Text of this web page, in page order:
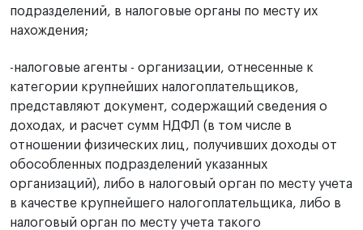
подразделений, в налоговые органы по месту их
нахождения;
-налоговые агенты - организации, отнесенные к
категории крупнейших налогоплательщиков,
представляют документ, содержащий сведения о
доходах, и расчет сумм НДФЛ (в том числе в
отношении физических лиц, получивших доходы от
обособленных подразделений указанных
организаций), либо в налоговый орган по месту учета
в качестве крупнейшего налогоплательщика, либо в
налоговый орган по месту учета такого